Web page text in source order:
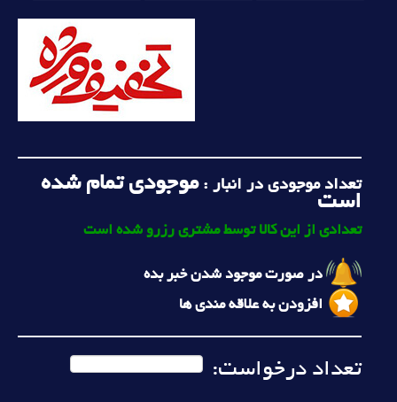
تعداد موجودی در انبار :موجودی تمام شده
است
تعدادی از این کالا توسط مشتری رزرو شده است
در صورت موجود شدن خبر بده
افزودن به علاقه مندی ها
تعداد درخواست: